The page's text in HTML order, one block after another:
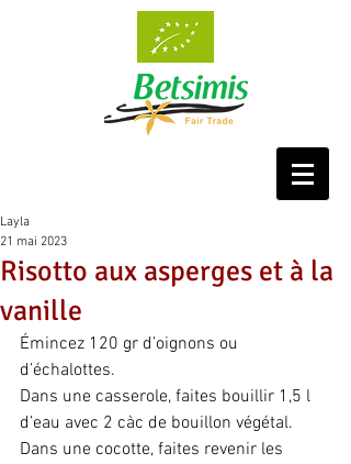
Risotto aux asperges et à la
vanille
Layla
21 mai 2023
Émincez 120 gr d’oignons ou
d’échalottes.
Dans une casserole, faites bouillir 1,5 l
d’eau avec 2 càc de bouillon végétal.
Dans une cocotte, faites revenir les